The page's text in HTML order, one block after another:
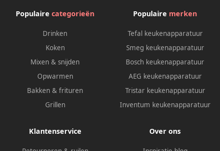
Populaire categorieën
Drinken
Koken
Mixen & snijden
Opwarmen
Bakken & frituren
Grillen
Populaire merken
Tefal keukenapparatuur
Smeg keukenapparatuur
Bosch keukenapparatuur
AEG keukenapparatuur
Tristar keukenapparatuur
Inventum keukenapparatuur
Klantenservice Over ons